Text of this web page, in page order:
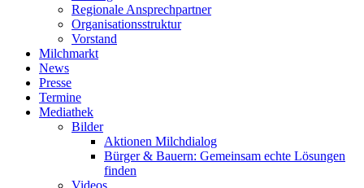
Regionale Ansprechpartner
Organisationsstruktur
Vorstand
Milchmarkt
News
Presse
Termine
Mediathek
Bilder
Aktionen Milchdialog
Bürger & Bauern: Gemeinsam echte Lösungen
finden
Videos